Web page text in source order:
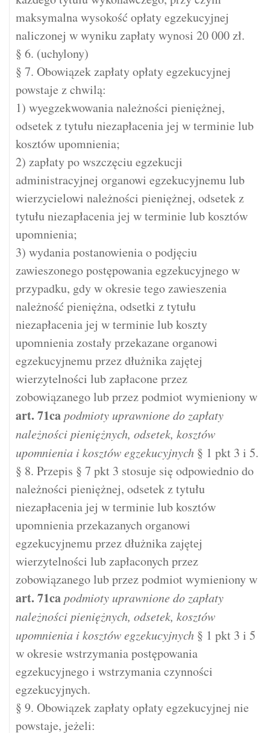
maksymalna wysokość opłaty egzekucyjnej
naliczonej w wyniku zapłaty wynosi 20 000 zł.
§ 6. (uchylony)
§ 7. Obowiązek zapłaty opłaty egzekucyjnej
powstaje z chwilą:
1) wyegzekwowania należności pieniężnej,
odsetek z tytułu niezapłacenia jej w terminie lub
kosztów upomnienia;
2) zapłaty po wszczęciu egzekucji
administracyjnej organowi egzekucyjnemu lub
wierzycielowi należności pieniężnej, odsetek z
tytułu niezapłacenia jej w terminie lub kosztów
upomnienia;
3) wydania postanowienia o podjęciu
zawieszonego postępowania egzekucyjnego w
przypadku, gdy w okresie tego zawieszenia
należność pieniężna, odsetki z tytułu
niezapłacenia jej w terminie lub koszty
upomnienia zostały przekazane organowi
egzekucyjnemu przez dłużnika zajętej
wierzytelności lub zapłacone przez
zobowiązanego lub przez podmiot wymieniony w
art. 71ca podmioty uprawnione do zapłaty
należności pieniężnych, odsetek, kosztów
upomnienia i kosztów egzekucyjnych § 1 pkt 3 i 5.
§ 8. Przepis § 7 pkt 3 stosuje się odpowiednio do
należności pieniężnej, odsetek z tytułu
niezapłacenia jej w terminie lub kosztów
upomnienia przekazanych organowi
egzekucyjnemu przez dłużnika zajętej
wierzytelności lub zapłaconych przez
zobowiązanego lub przez podmiot wymieniony w
art. 71ca podmioty uprawnione do zapłaty
należności pieniężnych, odsetek, kosztów
upomnienia i kosztów egzekucyjnych § 1 pkt 3 i 5
w okresie wstrzymania postępowania
egzekucyjnego i wstrzymania czynności
egzekucyjnych.
§ 9. Obowiązek zapłaty opłaty egzekucyjnej nie
powstaje, jeżeli: